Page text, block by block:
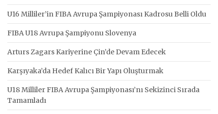
U16 Milliler’in FIBA Avrupa Şampiyonası Kadrosu Belli Oldu
FIBA U18 Avrupa Şampiyonu Slovenya
Arturs Zagars Kariyerine Çin’de Devam Edecek
Karşıyaka’da Hedef Kalıcı Bir Yapı Oluşturmak
U18 Milliler FIBA Avrupa Şampiyonası’nı Sekizinci Sırada
Tamamladı